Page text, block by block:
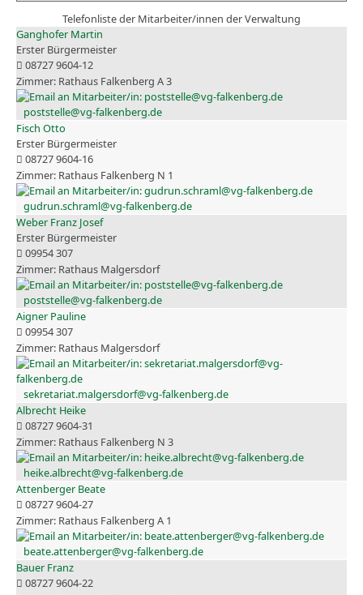
Telefonliste der Mitarbeiter/innen der Verwaltung
Ganghofer Martin
Erster Bürgermeister
08727 9604-12
Rathaus Falkenberg A 3
poststelle@vg-falkenberg.de
Fisch Otto
Erster Bürgermeister
08727 9604-16
Rathaus Falkenberg N 1
gudrun.schraml@vg-falkenberg.de
Weber Franz Josef
Erster Bürgermeister
09954 307
Rathaus Malgersdorf
poststelle@vg-falkenberg.de
Aigner Pauline
09954 307
Rathaus Malgersdorf
sekretariat.malgersdorf@vg-falkenberg.de
Albrecht Heike
08727 9604-31
Rathaus Falkenberg N 3
heike.albrecht@vg-falkenberg.de
Attenberger Beate
08727 9604-27
Rathaus Falkenberg A 1
beate.attenberger@vg-falkenberg.de
Bauer Franz
08727 9604-22